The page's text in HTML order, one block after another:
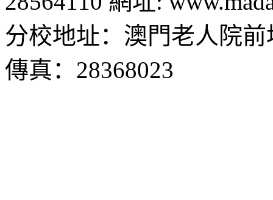
分校地址：澳門老人院
傳真：28368023